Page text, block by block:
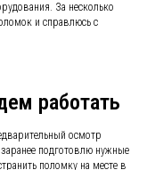
За несколько
и справлюсь с
работать
осмотр
подготовлю нужные
поломку на месте в